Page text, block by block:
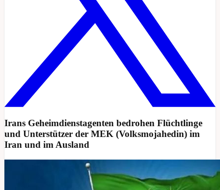
Irans Geheimdienstagenten bedrohen Flüchtlinge
und Unterstützer der MEK (Volksmojahedin) im
Iran und im Ausland